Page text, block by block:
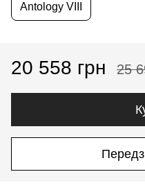
Antology VIII
20 558 грн 25